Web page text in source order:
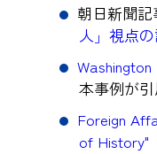
朝日新聞記
人」視点
本事例が引
Foreign
of History"